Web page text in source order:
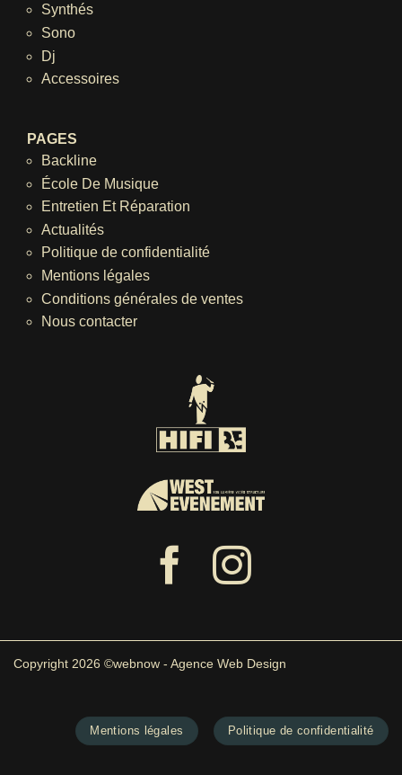
Synthés
Sono
Dj
Accessoires
PAGES
Backline
École De Musique
Entretien Et Réparation
Actualités
Politique de confidentialité
Mentions légales
Conditions générales de ventes
Nous contacter
Copyright 2026 ©webnow - Agence Web Design
Mentions légales Politique de confidentialité